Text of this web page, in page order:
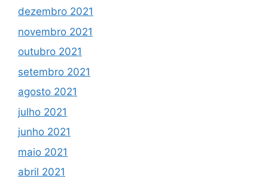
dezembro 2021
novembro 2021
outubro 2021
setembro 2021
agosto 2021
julho 2021
junho 2021
maio 2021
abril 2021